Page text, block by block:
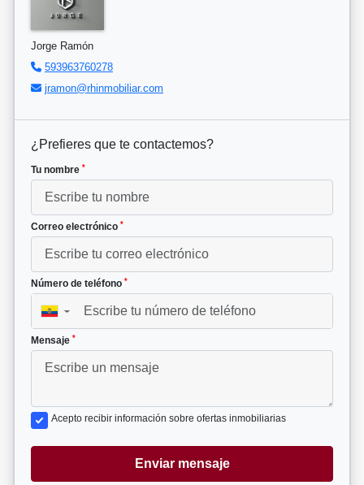
Jorge Ramón
593963760278
jramon@rhinmobiliar.com
¿Prefieres que te contactemos?
Tu nombre *
Correo electrónico *
Número de teléfono *
▼
Mensaje *
Acepto recibir información sobre ofertas inmobiliarias
Enviar mensaje